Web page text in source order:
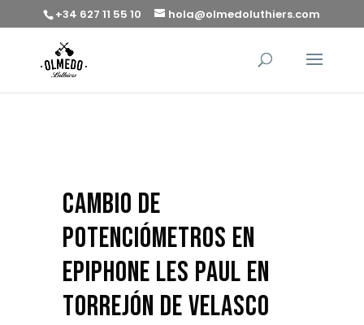
+34 627 11 55 10 hola@olmedoluthiers.com
cambio de
potenciómetros en
Epiphone Les Paul en
Torrejón de Velasco